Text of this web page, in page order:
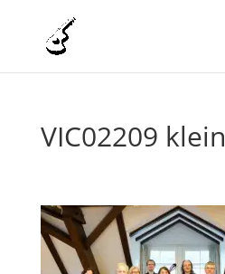
VIC02209 klein